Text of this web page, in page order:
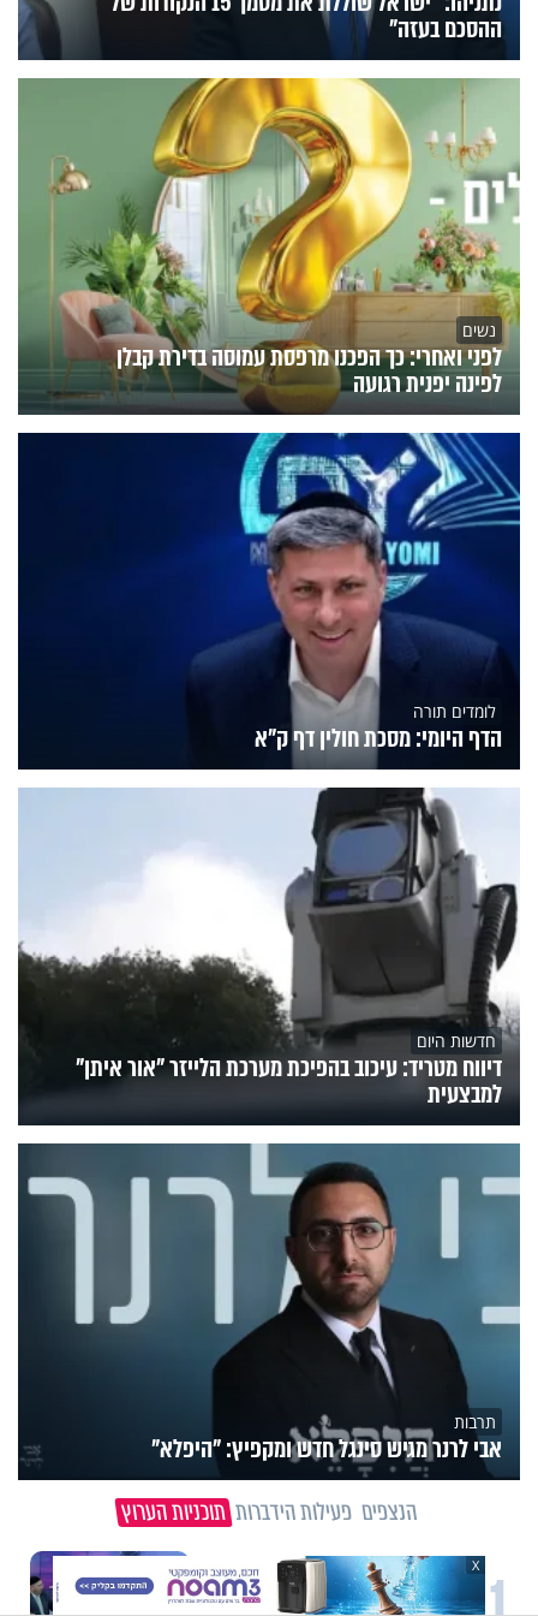
ההסכם בעזה"
נשים
לפני ואחרי: כך הפכנו מרפסת עמוסה בדירת קבלן
לפינה יפנית רגועה
לומדים תורה
הדף היומי: מסכת חולין דף ק"א
חדשות היום
דיווח מטריד: עיכוב בהפיכת מערכת הלייזר "אור איתן"
למבצעית
תרבות
אבי לרנר מגיש סינגל חדש ומקפיץ: "היפלא"
הנצפים פעילות הידברות תוכניות הערוץ
תכני ערוץ הידברות
X